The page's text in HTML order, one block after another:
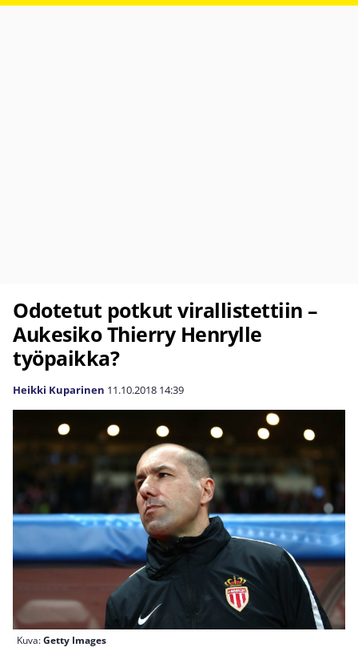
Odotetut potkut virallistettiin –
Aukesiko Thierry Henrylle
työpaikka?
Heikki Kuparinen 11.10.2018 14:39
Kuva:Getty Images